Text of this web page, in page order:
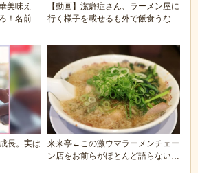
美味え
！名前
【動画】潔癖症さん、ラーメン屋に
行く様子を載せるも外で飯食うなよ
長。実は
来来亭←この激ウマラーメンチェー
ン店をお前らがほとんど語らない理